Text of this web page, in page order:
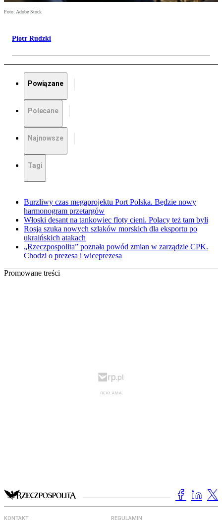
Foto: Adobe Stock
Piotr Rudzki
Powiązane
Polecane
Najnowsze
Tagi
Burzliwy czas megaprojektu Port Polska. Będzie nowy
harmonogram przetargów
Włoski desant na tankowiec floty cieni. Polacy też tam byli
Rosja szuka nowych szlaków morskich dla eksportu po
ukraińskich atakach
„Rzeczpospolita” poznała powód zmian w zarządzie CPK.
Chodzi o prezesa i wiceprezesa
Promowane treści
KONTAKT REGULAMIN